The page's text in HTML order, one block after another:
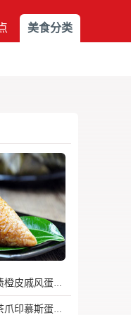
美食分类
糖渍橙皮戚风蛋糕
抹茶爪印慕斯蛋糕